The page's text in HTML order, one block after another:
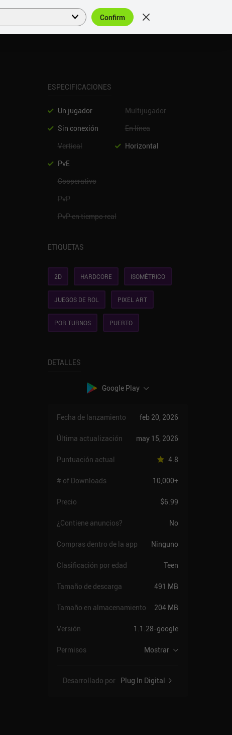
ES
ESPECIFICACIONES
Un jugador
Multijugador
Sin conexión
En línea
Vertical
Horizontal
PvE
Cooperativo
PvP
PvP en tiempo real
ETIQUETAS
2D HARDCORE ISOMÉTRICO
JUEGOS DE ROL PIXEL ART
POR TURNOS PUERTO
DETALLES
Google Play
Fecha de lanzamiento feb 20, 2026
Última actualización may 15, 2026
Puntuación actual 4.8
# of Downloads 10,000+
Precio $6.99
¿Contiene anuncios? No
Compras dentro de la app Ninguno
Clasificación por edad Teen
Tamaño de descarga 491 MB
Tamaño en almacenamiento 204 MB
Versión 1.1.28-google
Permisos Mostrar
Desarrollado por Plug In Digital
Confirm